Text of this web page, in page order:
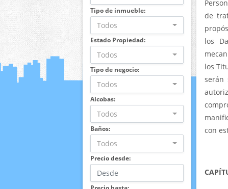
Tipo de inmueble:
Todos
Estado Propiedad:
Todos
Tipo de negocio:
Todos
Alcobas:
Todos
Baños:
Todos
Precio desde:
de
los
los
serán
con